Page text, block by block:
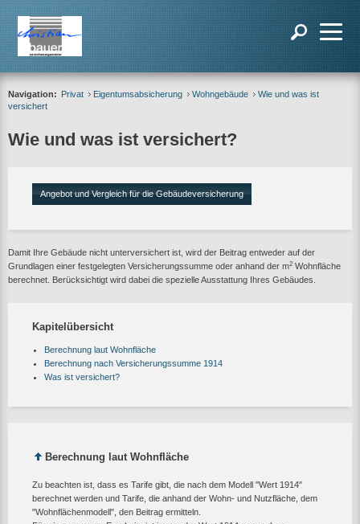
Navigation: Privat Eigentumsabsicherung Wohngebäude
Wie und was ist
versichert
Wie und was ist versichert?
Angebot und Vergleich für die Gebäudeversicherung
Damit Ihre Gebäude nicht unterversichert ist, wird der Beitrag entweder auf der
Grundlagen einer festgelegten Versicherungssumme oder anhand der m2 Wohnfläche
berechnet. Berücksichtigt wird dabei die spezielle Ausstattung Ihres Gebäudes.
Kapitelübersicht
Berechnung laut Wohnfläche
Berechnung nach Versicherungssumme 1914
Was ist versichert?
Berechnung laut Wohnfläche
Zu beachten ist, dass es Tarife gibt, die nach dem Modell "Wert 1914"
berechnet werden und Tarife, die anhand der Wohn- und Nutzfläche, dem
"Wohnflächenmodell", den Beitrag ermitteln.